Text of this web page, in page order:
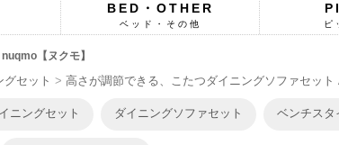
BED・OTHER
ベッド・その他 ピ
【ヌクモ】
グセット 高さが調節できる、こたつダイニングソファセット
ニングセット ダイニングソファセット ベンチスタ